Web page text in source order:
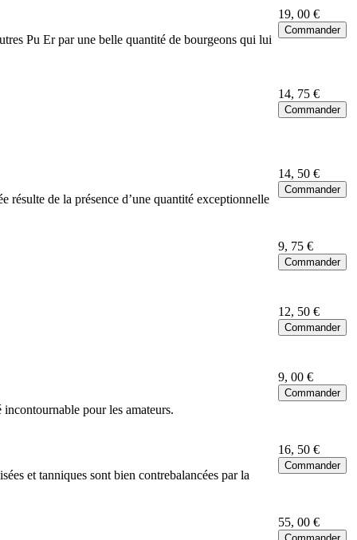
Pu Er par une belle quantité de bourgeons qui lui
19, 00 €
14, 75 €
résulte de la présence d’une quantité exceptionnelle
14, 50 €
9, 75 €
12, 50 €
pour les amateurs.
9, 00 €
et tanniques sont bien contrebalancées par la
16, 50 €
55, 00 €